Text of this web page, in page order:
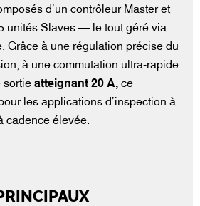
d’un contrôleur Master et
unités Slaves — le tout géré via
Grâce à une régulation précise du
à une commutation ultra-rapide
sortie atteignant 20 A, ce
les applications d’inspection à
cadence élevée.